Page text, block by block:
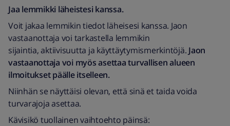
Jaa lemmikki läheistesi kanssa.
Voit jakaa lemmikin tiedot läheisesi kanssa. Jaon
vastaanottaja voi tarkastella lemmikin
sijaintia, aktiivisuutta ja käyttäytymismerkintöjä. Jaon
vastaanottaja voi myös asettaa turvallisen alueen
ilmoitukset päälle itselleen.
Niinhän se näyttäisi olevan, että sinä et taida voida
turvarajoja asettaa.
Kävisikö tuollainen vaihtoehto päinsä: